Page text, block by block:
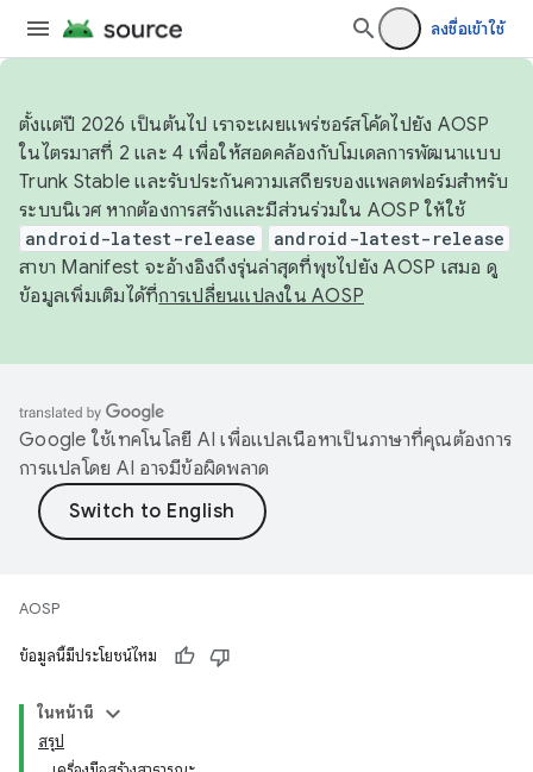
ลงชื่อเข้าใช้
ตั้งแต่ปี 2026 เป็นต้นไป เราจะเผยแพร่ซอร์สโค้ดไปยัง AOSP
ในไตรมาสที่ 2 และ 4 เพื่อให้สอดคล้องกับโมเดลการพัฒนาแบบ
Trunk Stable และรับประกันความเสถียรของแพลตฟอร์มสำหรับ
ระบบนิเวศ หากต้องการสร้างและมีส่วนร่วมใน AOSP ให้ใช้
android-latest-release android-latest-release
สาขา Manifest จะอ้างอิงถึงรุ่นล่าสุดที่พุชไปยัง AOSP เสมอ ดู
ข้อมูลเพิ่มเติมได้ที่การเปลี่ยนแปลงใน AOSP
Google ใช้เทคโนโลยี AI เพื่อแปลเนื้อหาเป็นภาษาที่คุณต้องการ
การแปลโดย AI อาจมีข้อผิดพลาด
AOSP
ข้อมูลนี้มีประโยชน์ไหม
ในหน้านี้
สรุป